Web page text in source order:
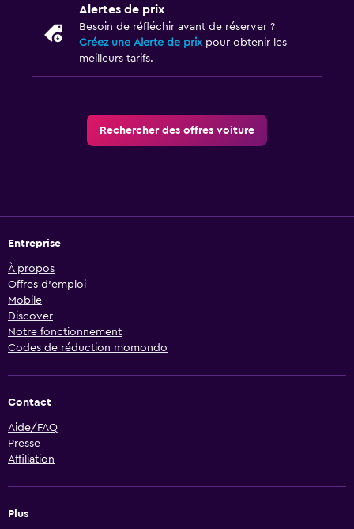
Alertes de prix
Besoin de réfléchir avant de réserver ?
Créez une Alerte de prixpour obtenir les
meilleurs tarifs.
Rechercher des offres voiture
Entreprise
À propos
Offres d’emploi
Mobile
Discover
Notre fonctionnement
Codes de réduction momondo
Contact
Aide/FAQ
Presse
Affiliation
Plus